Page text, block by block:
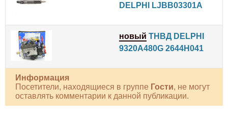
DELPHI LJBB03301A
новый ТНВД DELPHI
9320A480G 2644H041
Информация
Посетители, находящиеся в группе Гости, не могут
оставлять комментарии к данной публикации.